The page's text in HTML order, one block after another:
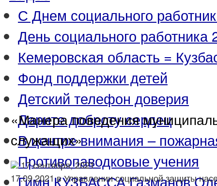
С Днем социального
День социального работника
Кемеровская область =
Фонд поддержки детей
Детский телефон доверия
Дарите доброту сердец
В центре внимания –
Противопаводковые учения
Гимн КУЗБАССА Газманов
«Манера поведения
служащих»
17 сентября, 2021
17.09.2021 в Управлении социальной защиты